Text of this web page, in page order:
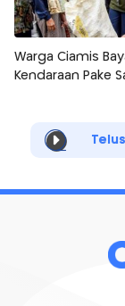
Warga Ciamis
Kendaraan Pake